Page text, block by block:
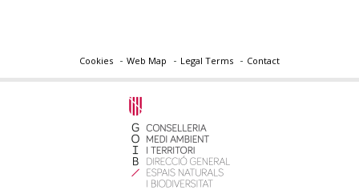
Cookies Web Map Legal Terms Contact